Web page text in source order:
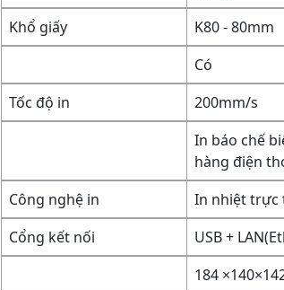
Khổ giấy
K80 - 80mm
Có
Tốc độ in
200mm/s
In báo chế
hàng điện
Công nghệ in
In nhiệt trực
Cổng kết nối
USB +
184